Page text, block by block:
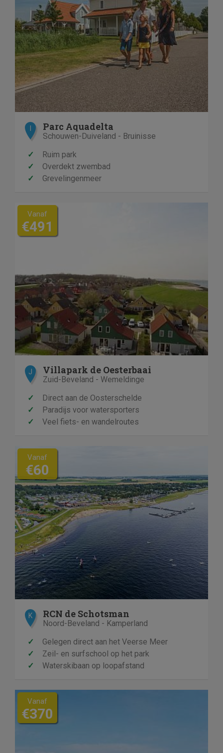
Parc Aquadelta
Schouwen-Duiveland - Bruinisse
✓
Ruim park
✓
Overdekt zwembad
✓
Grevelingenmeer
Vanaf
€491
J Villapark de Oesterbaai
Zuid-Beveland - Wemeldinge
✓
Direct aan de Oosterschelde
✓
Paradijs voor watersporters
✓
Veel fiets- en wandelroutes
Vanaf
€60
K RCN de Schotsman
Noord-Beveland - Kamperland
✓
Gelegen direct aan het Veerse Meer
✓
Zeil- en surfschool op het park
✓
Waterskibaan op loopafstand
Vanaf
€370